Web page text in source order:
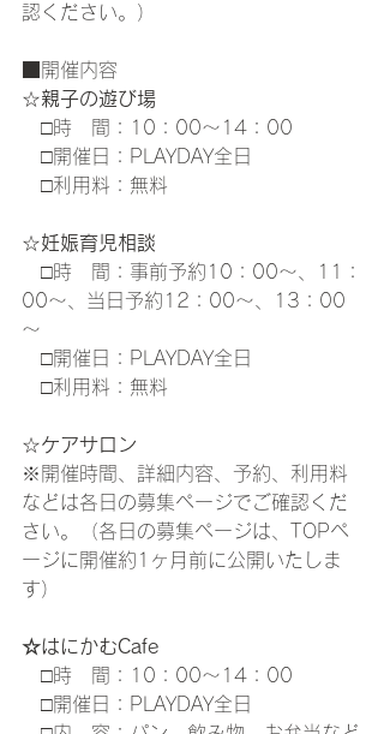
認ください。）
■開催内容
☆親子の遊び場
□時　間：10：00～14：00
□開催日：PLAYDAY全日
□利用料：無料
☆妊娠育児相談
□時　間：事前予約10：00～、11：
00～、当日予約12：00～、13：00
～
□開催日：PLAYDAY全日
□利用料：無料
☆ケアサロン
※開催時間、詳細内容、予約、利用料
などは各日の募集ページでご確認くだ
さい。（各日の募集ページは、TOPペ
ージに開催約1ヶ月前に公開いたしま
す）
☆はにかむCafe
□時　間：10：00～14：00
□開催日：PLAYDAY全日